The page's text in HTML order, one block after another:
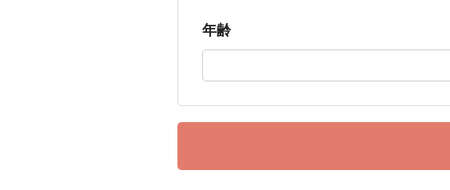
年齢